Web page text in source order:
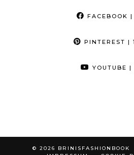
FACEBOOK |
PINTEREST |
YOUTUBE |
© 2026 BRINISFASHIONBOOK